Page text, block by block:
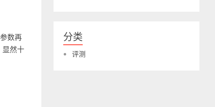
数再
显然十
分类
评测